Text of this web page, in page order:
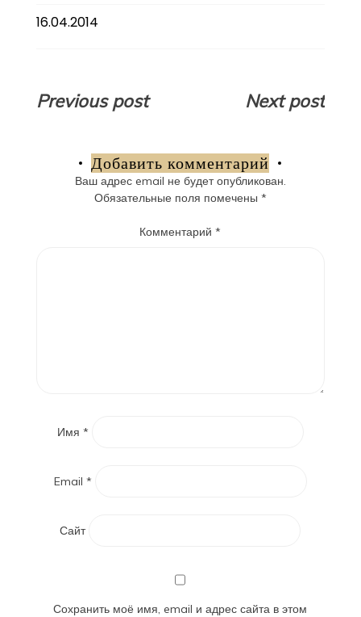
16.04.2014
Навигация
записям
Previous post Next post
Добавить комментарий
Ваш адрес email не будет опубликован.
Обязательные поля помечены *
Комментарий*
Имя *
Email *
Сайт
Сохранить моё имя, email и адрес сайта в этом